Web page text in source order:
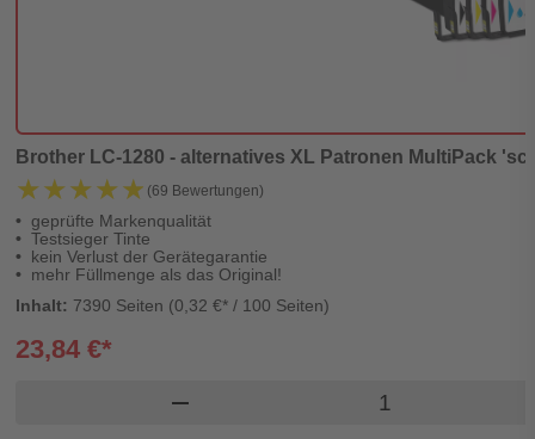
Brother LC-1280 - alternatives XL Patronen MultiPack
★★★★★
★★★★★ (69 Bewertungen)
geprüfte Markenqualität
Testsieger Tinte
kein Verlust der Gerätegarantie
mehr Füllmenge als das Original!
Inhalt: 7390 Seiten (0,32 €* / 100 Seiten)
23,84 €*
remove Produkt